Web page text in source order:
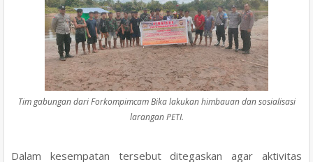
Tim gabungan dari Forkompimcam Bika lakukan himbauan dan sosialisasi
larangan PETI.
Dalam kesempatan tersebut ditegaskan agar aktivitas